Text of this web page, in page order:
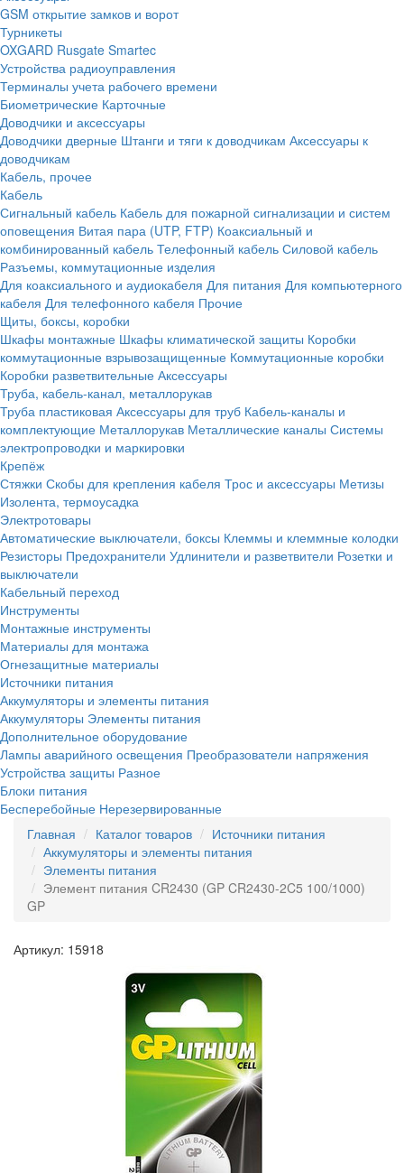
GSM открытие замков и ворот
Турникеты
OXGARD Rusgate Smartec
Устройства радиоуправления
Терминалы учета рабочего времени
Биометрические Карточные
Доводчики и аксессуары
Доводчики дверные Штанги и тяги к доводчикам Аксессуары к
доводчикам
Кабель, прочее
Кабель
Сигнальный кабель Кабель для пожарной сигнализации и систем
оповещения Витая пара (UTP, FTP) Коаксиальный и
комбинированный кабель Телефонный кабель Силовой кабель
Разъемы, коммутационные изделия
Для коаксиального и аудиокабеля Для питания Для компьютерного
кабеля Для телефонного кабеля Прочие
Щиты, боксы, коробки
Шкафы монтажные Шкафы климатической защиты Коробки
коммутационные взрывозащищенные Коммутационные коробки
Коробки разветвительные Аксессуары
Труба, кабель-канал, металлорукав
Труба пластиковая Аксессуары для труб Кабель-каналы и
комплектующие Металлорукав Металлические каналы Системы
электропроводки и маркировки
Крепёж
Стяжки Скобы для крепления кабеля Трос и аксессуары Метизы
Изолента, термоусадка
Электротовары
Автоматические выключатели, боксы Клеммы и клеммные колодки
Резисторы Предохранители Удлинители и разветвители Розетки и
выключатели
Кабельный переход
Инструменты
Монтажные инструменты
Материалы для монтажа
Огнезащитные материалы
Источники питания
Аккумуляторы и элементы питания
Аккумуляторы Элементы питания
Дополнительное оборудование
Лампы аварийного освещения Преобразователи напряжения
Устройства защиты Разное
Блоки питания
Бесперебойные Нерезервированные
Главная
Каталог товаров
Источники питания
Аккумуляторы и элементы питания
Элементы питания
Элемент питания CR2430 (GP CR2430-2C5 100/1000)
GP
Артикул: 15918